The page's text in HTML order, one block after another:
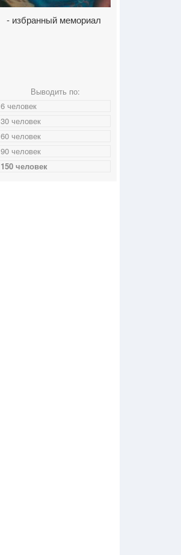
- избранный мемориал
Выводить по:
6 человек
30 человек
60 человек
90 человек
150 человек